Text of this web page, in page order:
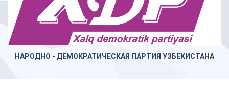
НАРОДНО - ДЕМОКРАТИЧЕСКАЯ ПАРТИЯ УЗБЕКИСТАНА